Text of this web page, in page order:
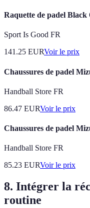
Raquette de padel
Sport Is Good FR
141.25 EURVoir le prix
Chaussures de padel
Handball Store FR
86.47 EURVoir le prix
Chaussures de padel
Handball Store FR
85.23 EURVoir le prix
8. Intégrer la
routine